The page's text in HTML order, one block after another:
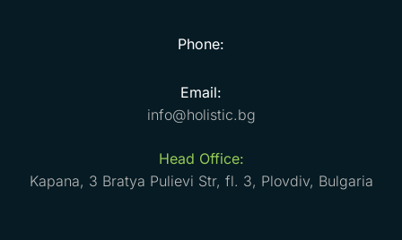
Phone:
Email:
info@holistic.bg
Head Office:
Kapana, 3 Bratya Pulievi Str, fl. 3, Plovdiv, Bulgaria